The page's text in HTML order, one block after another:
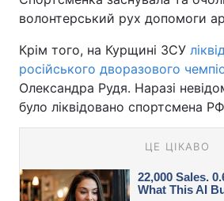
волонтерський рух допомоги
Крім того, на Курщині ЗСУ
російського дворазового
Олександра Рудя. Наразі
було ліквідовано спортсмена